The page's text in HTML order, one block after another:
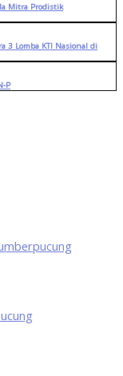
Mitra Prodistik
3 Lomba KTI Nasional di
P